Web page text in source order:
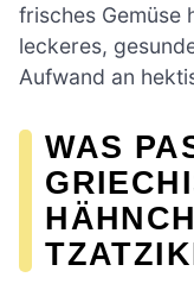
frisches Gemüse
leckeres,
Aufwand an
WAS